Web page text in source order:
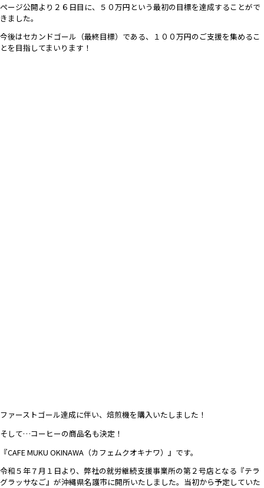
ページ公開より２６日目に、５０万円という最初の目標を達成することがで
きました。
今後はセカンドゴール（最終目標）である、１００万円のご支援を集めるこ
とを目指してまいります！
ファーストゴール達成に伴い、焙煎機を購入いたしました！
そして…コーヒーの商品名も決定！
『CAFE MUKU OKINAWA（カフェムクオキナワ）』です。
令和５年７月１日より、弊社の就労継続支援事業所の第２号店となる『テラ
グラッサなご』が沖縄県名護市に開所いたしました。当初から予定していた